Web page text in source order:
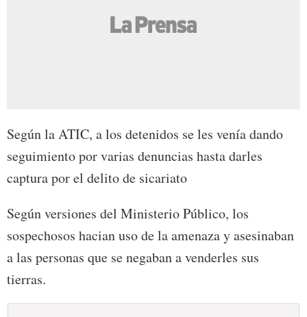
Según la ATIC, a los detenidos se les venía dando
seguimiento por varias denuncias hasta darles
captura por el delito de sicariato
Según versiones del Ministerio Público, los
sospechosos hacian uso de la amenaza y asesinaban
a las personas que se negaban a venderles sus
tierras.